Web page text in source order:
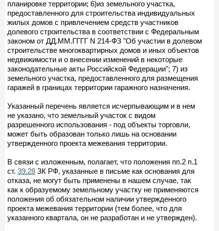
планировке территории; 6)из земельного участка,
предоставленного для строительства индивидуальных
жилых домов с привлечением средств участников
долевого строительства в соответствии с Федеральным
законом от ДД.ММ.ГГГГ N 214-ФЗ "Об участии в долевом
строительстве многоквартирных домов и иных объектов
недвижимости и о внесении изменений в некоторые
законодательные акты Российской Федерации"; 7) из
земельного участка, предоставленного для размещения
гаражей в границах территории гаражного назначения.
Указанный перечень является исчерпывающим и в нем
не указано, что земельный участок с видом
разрешенного использования - под объекты торговли,
может быть образован только лишь на основании
утвержденного проекта межевания территории.
В связи с изложенным, полагает, что положения пп.2 п.1
ст. 39.28 ЗК РФ, указанные в письме как основания для
отказа, не могут быть применены в нашем случае, так
как к образуемому земельному участку не применяются
положения об обязательном наличии утвержденного
проекта межевания территории (тем более, что для
указанного квартала, он не разработан и не утвержден).